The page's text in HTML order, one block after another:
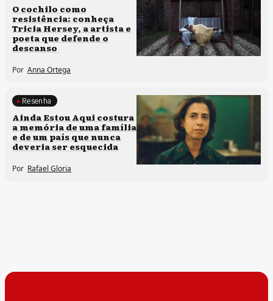
O cochilo como
resistência: conheça
Tricia Hersey, a artista e
poeta que defende o
descanso
Por Anna Ortega
Memória e patrimônio
Resenha
Ainda Estou Aqui costura
a memória de uma família
e de um país que nunca
deveria ser esquecida
Por Rafael Gloria